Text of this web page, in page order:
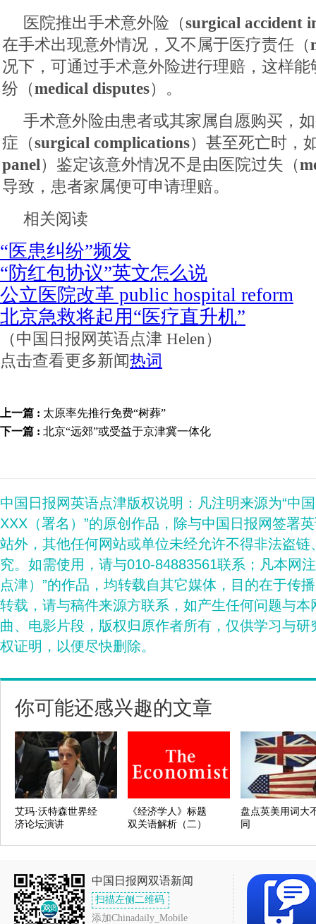
医院推出手术意外险（surgical accident
在手术出现意外情况，又不属于医疗责任（
况下，可通过手术意外险进行理赔，这样
纷（medical disputes）。
手术意外险由患者或其家属自愿购买，
症（surgical complications）甚至死亡时，
panel）鉴定该意外情况不是由医院过失（
导致，患者家属便可申请理赔。
相关阅读
“医患纠纷”频发
“防红包协议”英文怎么说
公立医院改革 public hospital reform
北京急救将起用“医疗直升机”
（中国日报网英语点津 Helen）
点击查看更多新闻热词
上一篇 : 太原率先推行免费“树葬”
下一篇 : 北京“远郊”或受益于京津冀一体化
中国日报网英语点津版权说明：凡注明来源为“中
XXX（署名）”的原创作品，除与中国日报网签署
站外，其他任何网站或单位未经允许不得非法盗
究。如需使用，请与010-84883561联系；凡本网
点津）”的作品，均转载自其它媒体，目的在于传
转载，请与稿件来源方联系，如产生任何问题与
曲、电影片段，版权归原作者所有，仅供学习与
权证明，以便尽快删除。
你可能还感兴趣的文章
艾玛·沃特森世界经
济论坛演讲
《经济学人》标题
双关语解析（二）
盘点英美用词大
同
中国日报网双语新闻
扫描左侧二维码
添加Chinadaily_Mobile